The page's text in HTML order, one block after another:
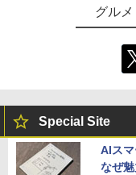
グル
Special Site
AIス
なぜ